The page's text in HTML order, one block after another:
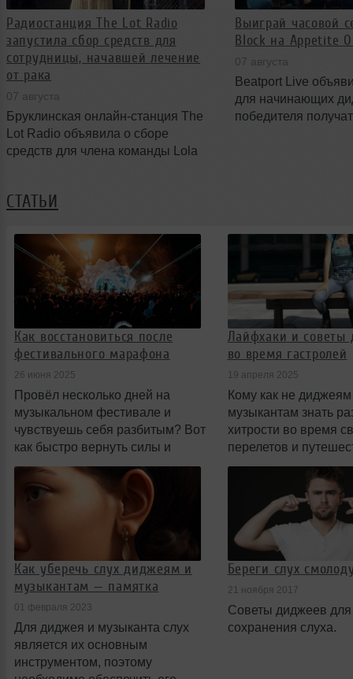
Радиостанция The Lot Radio
запустила сбор средств для
сотрудницы, начавшей лечение
от рака
07 августа
Бруклинская онлайн-станция The
Lot Radio объявила о сборе
средств для члена команды Lola
организован через платформу
покрыть хирургическое
вмешательство и повседневные
расходы в период лечения.
Выиграй часовой
Block на Appetite
07 августа
Beatport Live
для начинающих
победителя
СТАТЬИ
Как восстановиться после
фестивального марафона
26 июня 2025
Провёл несколько дней на
музыкальном фестивале и
чувствуешь себя разбитым? Вот
как быстро вернуть силы и
прийти в норму.
Лайфхаки и советы
во время гастролей
19 апреля 2025
Кому как не
музыкантам знать
хитрости во время
перелетов и
Как уберечь слух диджеям и
музыкантам — памятка
01 февраля 2023
Для диджея и музыканта слух
является их основным
инструментом, поэтому
Береги слух
21 ноября 2017
Советы диджеев для
сохранения слуха.